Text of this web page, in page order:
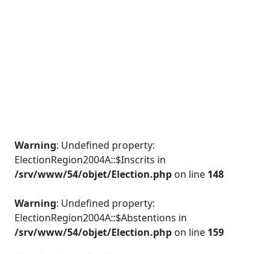
Warning: Undefined property:
ElectionRegion2004A::$Inscrits in
/srv/www/54/objet/Election.php on line 148
Warning: Undefined property:
ElectionRegion2004A::$Abstentions in
/srv/www/54/objet/Election.php on line 159